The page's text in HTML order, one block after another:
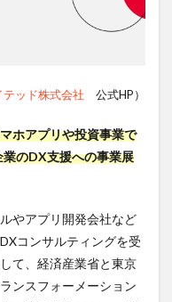
テッド株式会社 公式HP）
ホアプリや投資事業で
のDX支援への事業展
やアプリ開発会社など
コンサルティングを受
て、経済産業省と東京
ンスフォーメーション